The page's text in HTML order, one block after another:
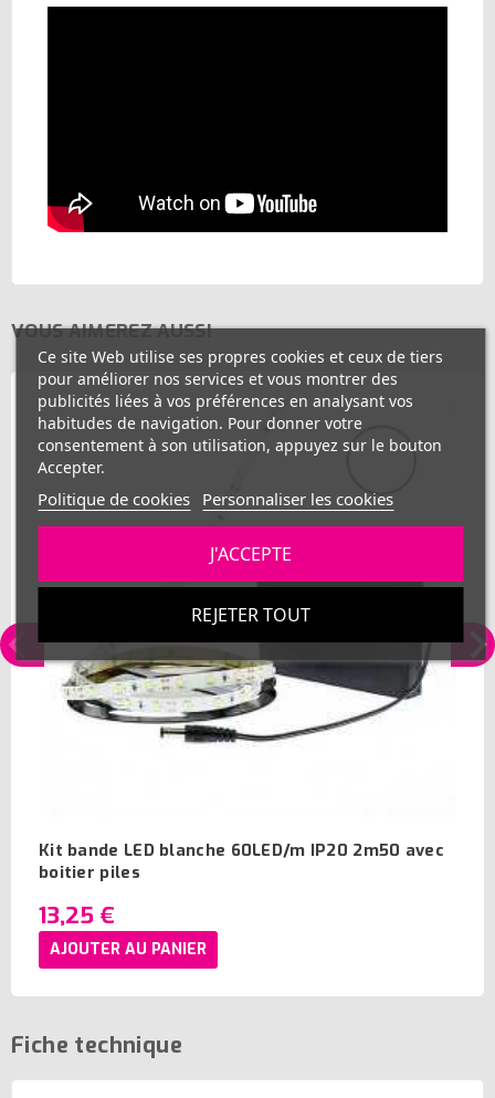
VOUS AIMEREZ AUSSI
Kit bande LED blanche 60LED/m IP20 2m50 avec
boitier piles
13,25 €
AJOUTER AU PANIER
Fiche technique
Ce site Web utilise ses propres cookies et ceux de tiers
pour améliorer nos services et vous montrer des
publicités liées à vos préférences en analysant vos
habitudes de navigation. Pour donner votre
consentement à son utilisation, appuyez sur le bouton
Accepter.
Politique de cookies Personnaliser les cookies
REJETER TOUT
J'ACCEPTE